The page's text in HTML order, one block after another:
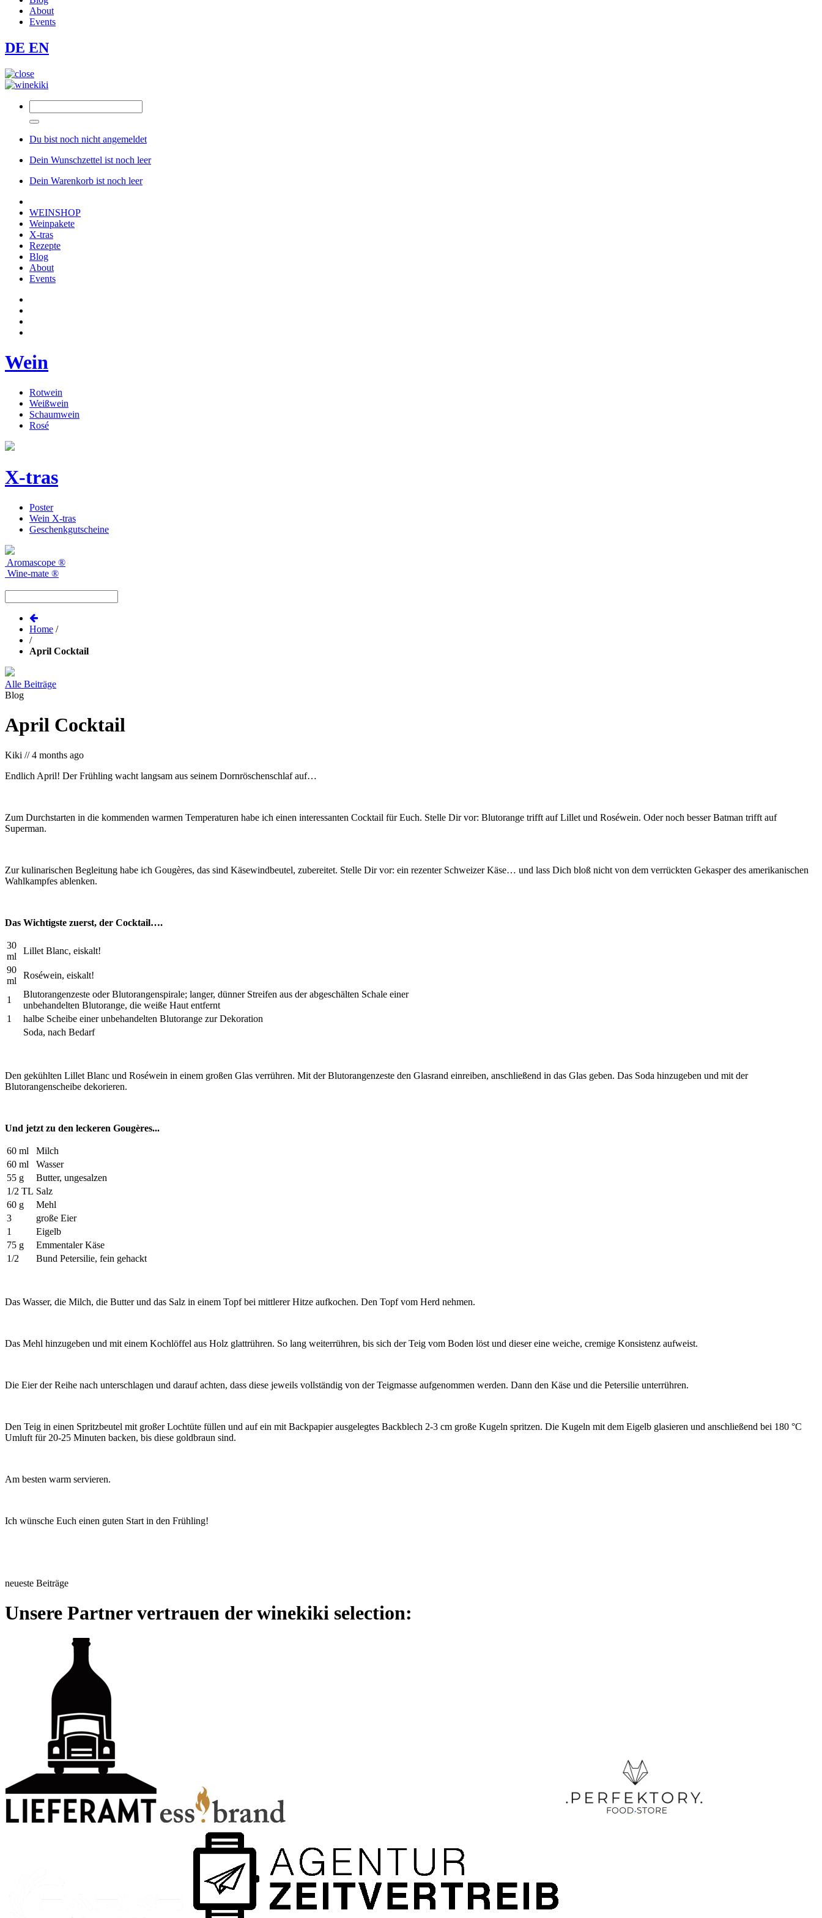
About
Events
DE EN
Du bist noch nicht angemeldet
Dein Wunschzettel ist noch leer
Dein Warenkorb ist noch leer
WEINSHOP
Weinpakete
X-tras
Rezepte
Blog
About
Events
Wein
Rotwein
Weißwein
Schaumwein
Rosé
X-tras
Poster
Wein X-tras
Geschenkgutscheine
Aromascope ®
Wine-mate ®
Home /
/
April Cocktail
Alle Beiträge
Blog
April Cocktail
Kiki // 4 months ago
Endlich April! Der Frühling wacht langsam aus seinem Dornröschenschlaf auf…
Zum Durchstarten in die kommenden warmen Temperaturen habe ich einen interessanten Cocktail für Euch. Stelle Dir vor: Blutorange trifft auf Lillet und Roséwein. Oder noch besser Batman trifft auf
Superman.
Zur kulinarischen Begleitung habe ich Gougères, das sind Käsewindbeutel, zubereitet. Stelle Dir vor: ein rezenter Schweizer Käse… und lass Dich bloß nicht von dem verrückten Gekasper des amerikanischen
Wahlkampfes ablenken.
Das Wichtigste zuerst, der Cocktail….
30
ml
Lillet Blanc, eiskalt!
90
ml
Roséwein, eiskalt!
1
Blutorangenzeste oder Blutorangenspirale; langer, dünner Streifen aus der abgeschälten Schale einer
unbehandelten Blutorange, die weiße Haut entfernt
1
halbe Scheibe einer unbehandelten Blutorange zur Dekoration
Soda, nach Bedarf
Den gekühlten Lillet Blanc und Roséwein in einem großen Glas verrühren. Mit der Blutorangenzeste den Glasrand einreiben, anschließend in das Glas geben. Das Soda hinzugeben und mit der
Blutorangenscheibe dekorieren.
Und jetzt zu den leckeren Gougères...
60 ml
Milch
60 ml
Wasser
55 g
Butter, ungesalzen
1/2 TL Salz
60 g
Mehl
3
große Eier
1
Eigelb
75 g
Emmentaler Käse
1/2
Bund Petersilie, fein gehackt
Das Wasser, die Milch, die Butter und das Salz in einem Topf bei mittlerer Hitze aufkochen. Den Topf vom Herd nehmen.
Das Mehl hinzugeben und mit einem Kochlöffel aus Holz glattrühren. So lang weiterrühren, bis sich der Teig vom Boden löst und dieser eine weiche, cremige Konsistenz aufweist.
Die Eier der Reihe nach unterschlagen und darauf achten, dass diese jeweils vollständig von der Teigmasse aufgenommen werden. Dann den Käse und die Petersilie unterrühren.
Den Teig in einen Spritzbeutel mit großer Lochtüte füllen und auf ein mit Backpapier ausgelegtes Backblech 2-3 cm große Kugeln spritzen. Die Kugeln mit dem Eigelb glasieren und anschließend bei 180 °C
Umluft für 20-25 Minuten backen, bis diese goldbraun sind.
Am besten warm servieren.
Ich wünsche Euch einen guten Start in den Frühling!
neueste Beiträge
Unsere Partner vertrauen der winekiki selection: